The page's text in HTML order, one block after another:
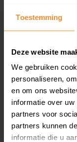
Toestemming
Deze website
We gebruiken
personaliseren,
en om ons
informatie over
partners voor
partners kunnen
informatie die u
T/m 1945
1946 - 1980
1981 -
2008 of
Inwoners